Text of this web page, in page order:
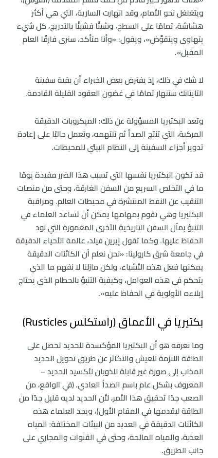
ويتغلغل نحو الأمام، وقد انهارت السارية، التي هي أكثر
هشاشة، تمامًا على السطح، وشيئًا فشيئًا بالتدريج، كل شيء
يتهاوى ويتقوَّض»، ويقول: «وأنا متأكد، سنرى فارقًا العام
المقبل».
لا شك في ذلك، إذ يفترض بعض الخبراء أن بقية سفينة
التايتانك ستنهار تمامًا في غضون العقود القليلة القادمة.
وتعد البكتيريا المسؤولة عن ذلك: الميكروبات الدقيقة
المركبة، التي تنتج الصدأ ثم تلتهمه، وتعمل حاليًا على إعادة
تدوير أجزاء السفينة إلى النظام البيئي للمحيطات.
قد تكون البكتيريا نفسها التي تسبب هذا الضرر مفيدة يومًا
ما في التخلص السريع من السفن الغارقة، وحتى من منصات
التنقيب عن النفط المنتشرة في محيطات العالم. ومراقبة
البكتيريا وهي تقوم بمهامها يمكن أن تساعد العلماء في
التنبؤ بمآل السفن التاريخية الأخرى المغمورة التي نود
الحفاظ عليها. وكما تقول إيرين فيلد، عالمة الأحياء الدقيقة
في جامعة شرق كارولينا: «نحن نعلم أن الكائنات الدقيقة
يمكنها فعل هذه الأشياء، ولكن مازلنا لا نفهم ما الذي
يتحكم في هذه العوامل، وكيفية التنبؤ بالحطام الذي يحتاج
إيلاءه الأولوية في الحفاظ عليه».
بكتيريا في الأعماق (راستكلس Rusticles)
وما نعرفه هو أن البكتيريا المؤكسدة للحديد تحصل على
الطاقة اللازمة للعيش والتكاثر عن طريق تحويل الحديد
المذاب إلى صورة غير قابلة للذوبان لأكسيد الحديد –
المعروف بشكل عام باسم الصدأ العادي. (في الواقع، من
الصعب جدًا تحقيق هذا الأمر، لأن الحديد لديه قليل جدًا من
الطاقة ليقدمها في المقام الأول)، ويجد العلماء هذه
الكائنات الدقيقة في العديد من البيئات المختلفة: المياه
العذبة، والمياه المالحة، وحتى في القنوات والمجاري على
جانب الطريق.